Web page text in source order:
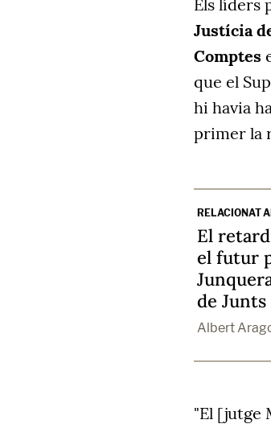
Els líders
Justícia
Comptes
que el
hi havia
primer la
RELACIONAT
El
el futur
de Junts
Albert
"El [jutge